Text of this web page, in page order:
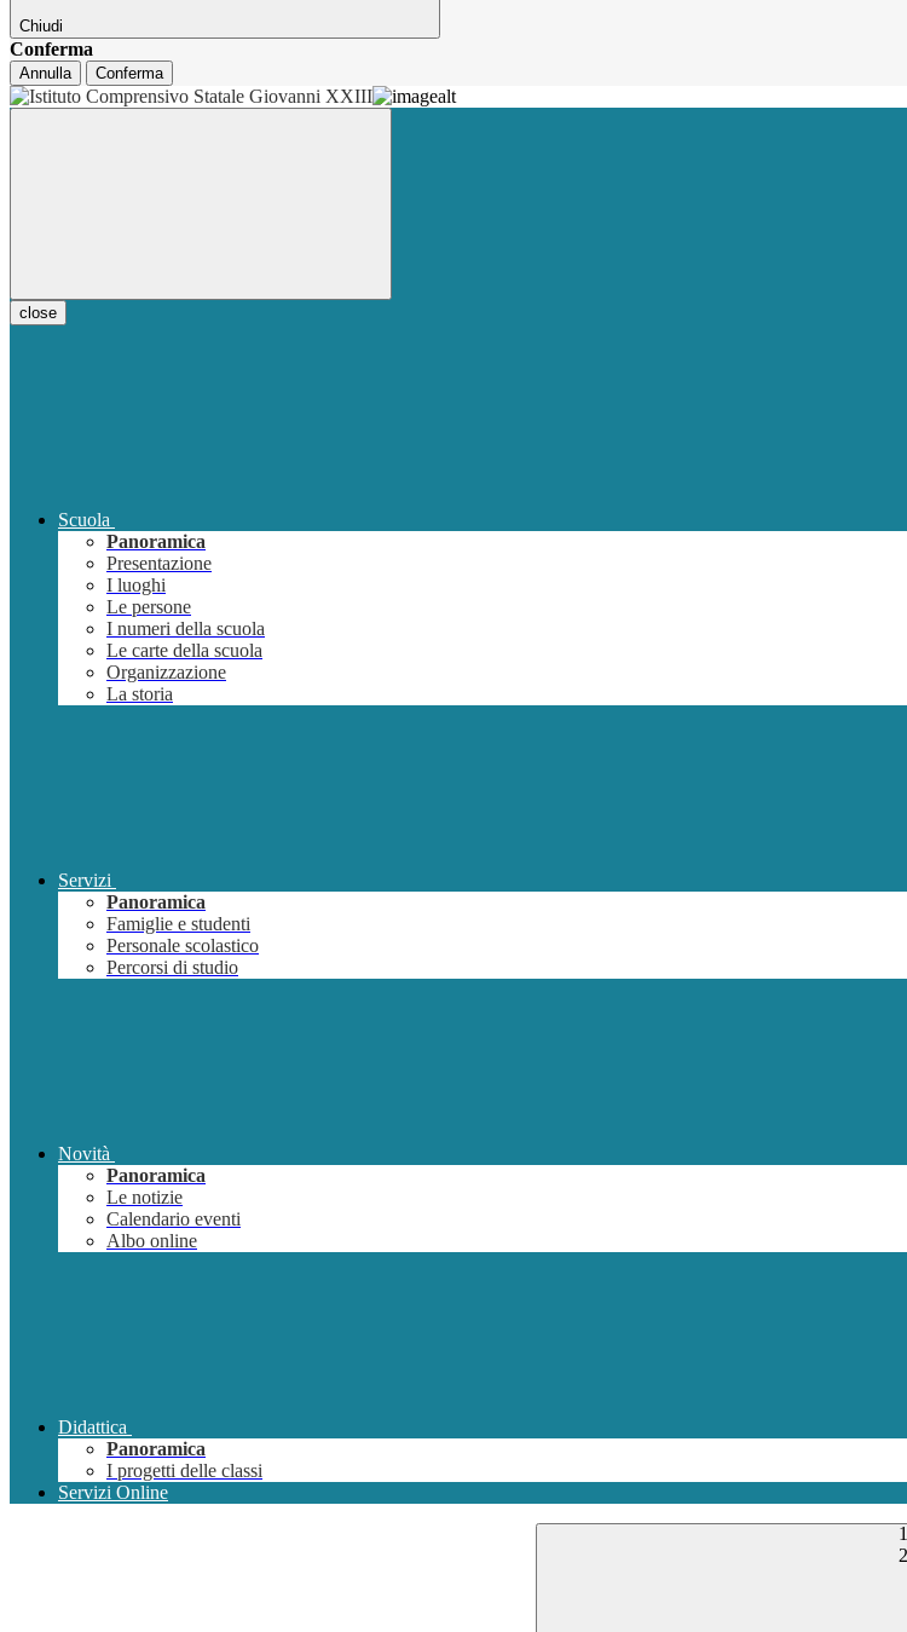
Chiudi
Conferma
Annulla Conferma
close
Scuola
Panoramica
Presentazione
I luoghi
Le persone
I numeri della scuola
Le carte della scuola
Organizzazione
La storia
Servizi
Panoramica
Famiglie e studenti
Personale scolastico
Percorsi di studio
Novità
Panoramica
Le notizie
Calendario eventi
Albo online
Didattica
Panoramica
I progetti delle classi
Servizi Online